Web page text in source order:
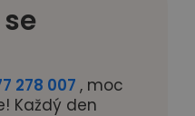
278 007 , moc
Každý den